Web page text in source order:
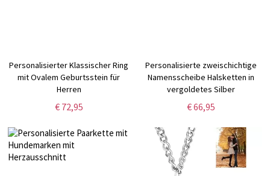
Personalisierter Klassischer Ring
mit Ovalem Geburtsstein für
Herren
€ 72,95
Personalisierte zweischichtige
Namensscheibe Halsketten in
vergoldetes Silber
€ 66,95